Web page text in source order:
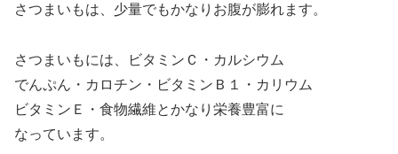
さつまいもは、少量でもかなりお腹が膨れます。
さつまいもには、ビタミンＣ・カルシウム
でんぷん・カロチン・ビタミンＢ１・カリウム
ビタミンＥ・食物繊維とかなり栄養豊富に
なっています。